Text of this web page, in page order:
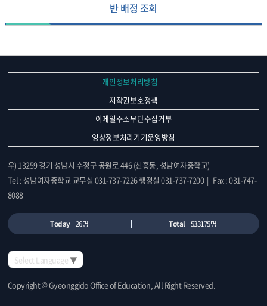
반 배정 조회
개인정보처리방침
저작권보호정책
이메일주소무단수집거부
영상정보처리기기운영방침
우) 13259 경기 성남시 수정구 공원로 446 (신흥동, 성남여자중학교)
Tel : 성남여자중학교 교무실 031-737-7226 행정실 031-737-7200 | Fax : 031-747-
8088
Today 26명 Total 533175명
Select Language▼
Copyright © Gyeonggido Office of Education, All Right Reserved.